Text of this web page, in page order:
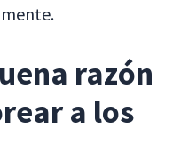
razón
a los